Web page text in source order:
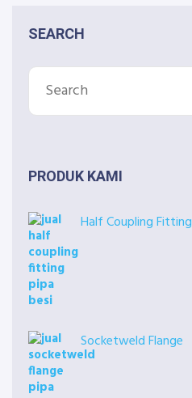
SEARCH
PRODUK KAMI
Half Coupling Fitting
Socketweld Flange